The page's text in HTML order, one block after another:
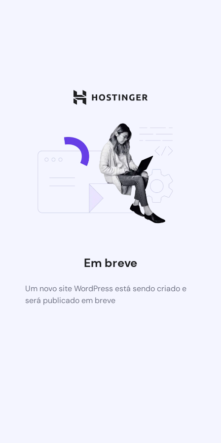
Em breve
Um novo site WordPress está sendo criado e
será publicado em breve